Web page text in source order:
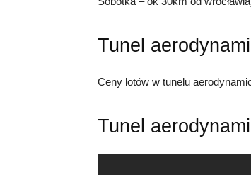
Tunel
Ceny lotów w tunelu
Tunel